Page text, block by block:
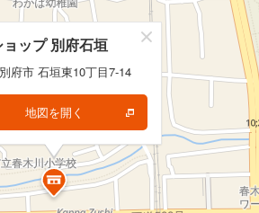
ョップ 別府石垣
府市 石垣東10丁目7-14
地図を開く
ョップ 別府石垣
府市 石垣東10丁目7-14
地図を開く